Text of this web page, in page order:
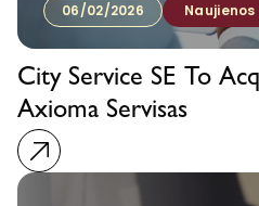
06/02/2026 Naujienos
City Service SE To
Axioma Servisas